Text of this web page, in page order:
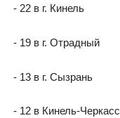
- 22 в г. Кинель
- 19 в г. Отрадный
- 13 в г. Сызрань
- 12 в Кинель-